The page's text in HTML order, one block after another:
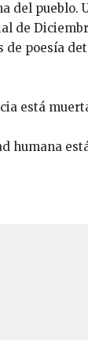
del pueblo.
de
de poesía
está
humana